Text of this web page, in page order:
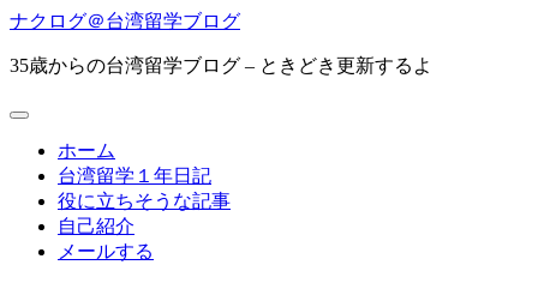
ナクログ＠台湾留学ブログ
35歳からの台湾留学ブログ – ときどき更新するよ
ホーム
台湾留学１年日記
役に立ちそうな記事
自己紹介
メールする